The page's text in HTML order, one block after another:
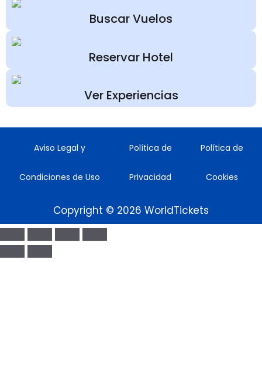
Buscar Vuelos
Reservar Hotel
Ver Experiencias
Aviso Legal y
Condiciones de Uso
Política de
Privacidad
Política de
Cookies
Copyright © 2026 WorldTickets